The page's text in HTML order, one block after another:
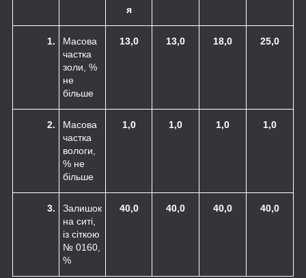
я
1.
Масова
частка
золи, %
не
більше
13,0 13,0 18,0 25,0
2.
Масова
частка
вологи,
% не
більше
1,0 1,0 1,0 1,0
3.
Залишок
на ситі,
із сіткою
№ 0160,
%
40,0 40,0 40,0 40,0